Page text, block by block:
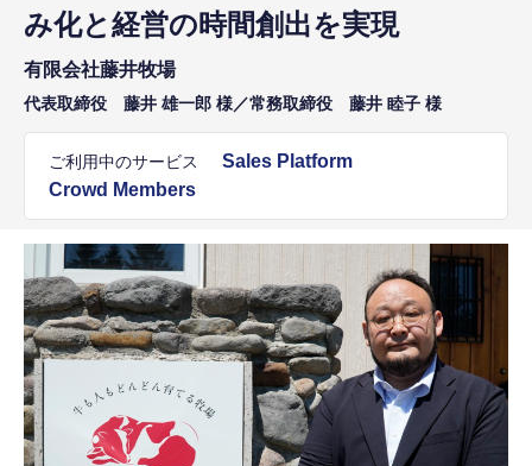
み化と経営の時間創出を実現
有限会社藤井牧場
代表取締役 藤井 雄一郎 様／常務取締役 藤井 睦子 様
ご利用中のサービス
Sales Platform
Crowd Members